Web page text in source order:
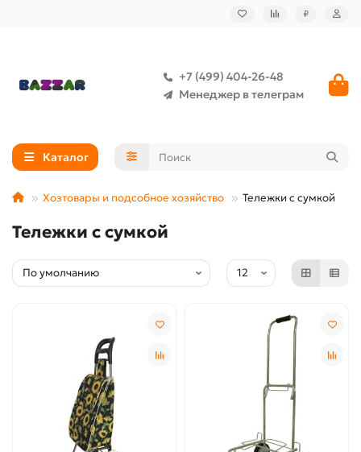
₽
+7 (499) 404-26-48
Менеджер в телеграм
Каталог
Хозтовары и подсобное хозяйство Тележки с сумкой
Тележки с сумкой